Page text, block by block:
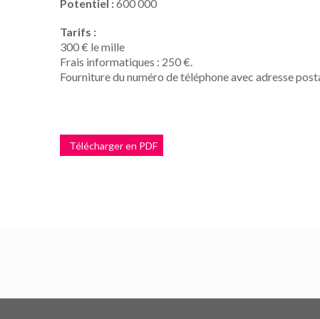
Potentiel :600 000
Tarifs :
300 € le mille
Frais informatiques : 250 €.
Fourniture du numéro de téléphone avec adresse
Télécharger en PDF